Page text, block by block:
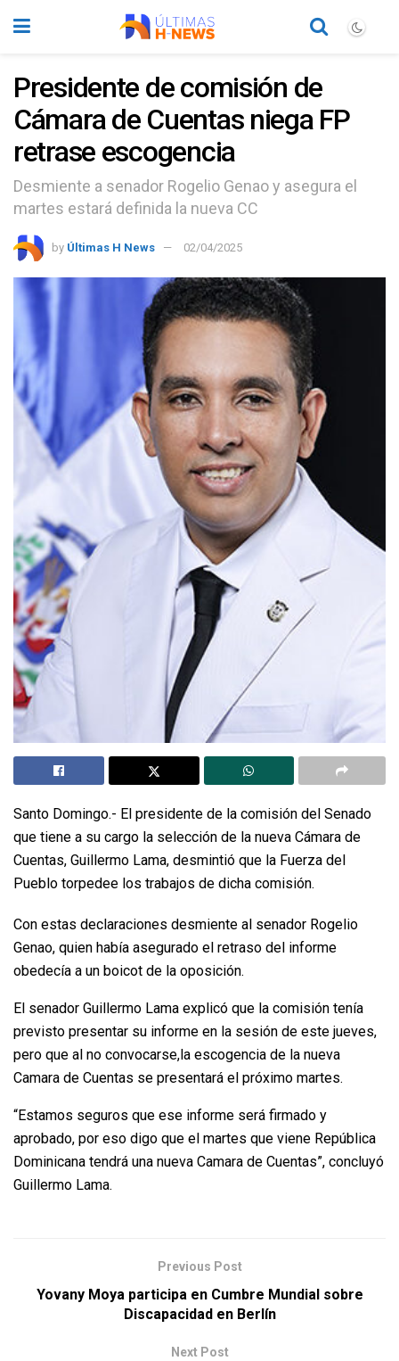
Presidente de comisión de
Cámara de Cuentas niega FP
retrase escogencia
Desmiente a senador Rogelio Genao y asegura el
martes estará definida la nueva CC
by Últimas H News 02/04/2025
Santo Domingo.- El presidente de la comisión del Senado
que tiene a su cargo la selección de la nueva Cámara de
Cuentas, Guillermo Lama, desmintió que la Fuerza del
Pueblo torpedee los trabajos de dicha comisión.
Con estas declaraciones desmiente al senador Rogelio
Genao, quien había asegurado el retraso del informe
obedecía a un boicot de la oposición.
El senador Guillermo Lama explicó que la comisión tenía
previsto presentar su informe en la sesión de este jueves,
pero que al no convocarse,la escogencia de la nueva
Camara de Cuentas se presentará el próximo martes.
“Estamos seguros que ese informe será firmado y
aprobado, por eso digo que el martes que viene República
Dominicana tendrá una nueva Camara de Cuentas”, concluyó
Guillermo Lama.
Previous Post
Yovany Moya participa en Cumbre Mundial sobre
Discapacidad en Berlín
Next Post